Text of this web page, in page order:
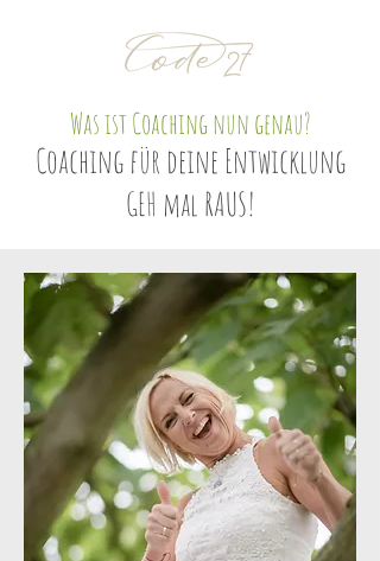
Coaching für deine Entwicklung
Was ist Coaching nun genau?
GEH mal RAUS!